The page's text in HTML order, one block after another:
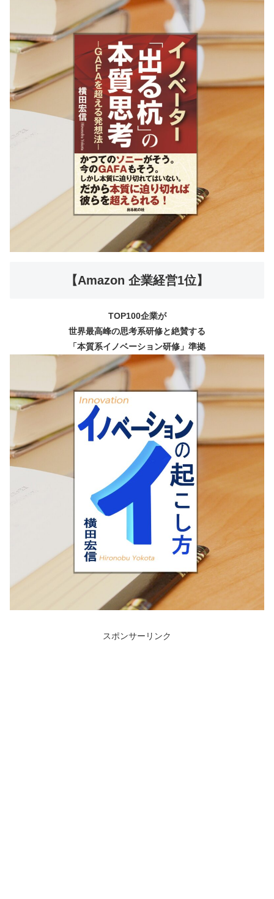
【Amazon 企業経営1位】
TOP100企業が
世界最高峰の思考系研修と絶賛する
「本質系イノベーション研修」準拠
スポンサーリンク